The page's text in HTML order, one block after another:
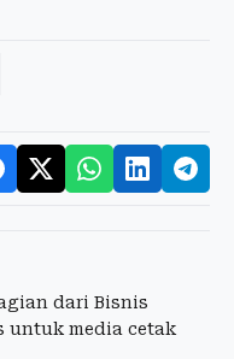
dari Bisnis
untuk media cetak